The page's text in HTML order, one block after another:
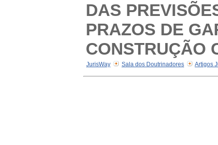
DAS
PRAZOS DE
CONSTRUÇÃO
JurisWay Sala dos Doutrinadores Artigos